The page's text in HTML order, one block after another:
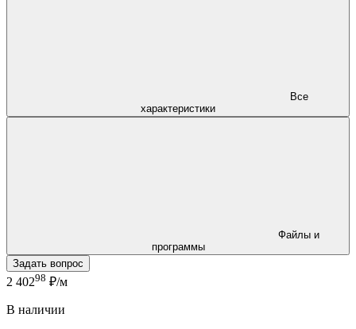
характеристики
программы
Задать вопрос
2 40298 ₽/м
В наличии